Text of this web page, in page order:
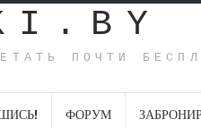
ПОЧТИ
ФОРУМ